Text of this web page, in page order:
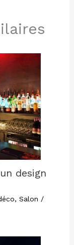
design
, Salon /